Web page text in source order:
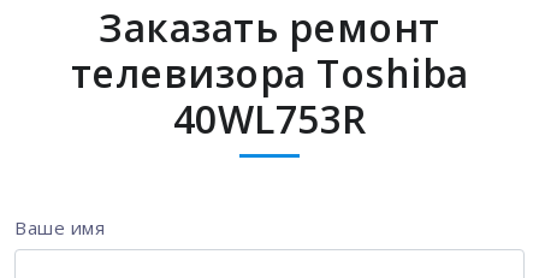
Заказать ремонт
телевизора Toshiba
40WL753R
Ваше имя